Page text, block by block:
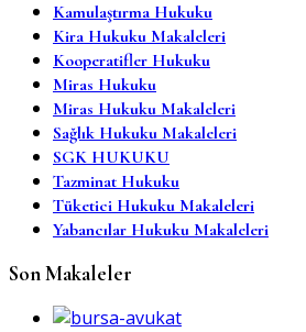
Kamulaştırma Hukuku
Kira Hukuku Makaleleri
Kooperatifler Hukuku
Miras Hukuku
Miras Hukuku Makaleleri
Sağlık Hukuku Makaleleri
SGK HUKUKU
Tazminat Hukuku
Tüketici Hukuku Makaleleri
Yabancılar Hukuku Makaleleri
Son Makaleler